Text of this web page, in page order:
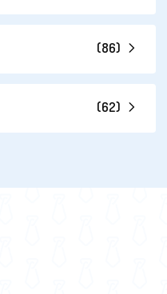
(86)
(62)